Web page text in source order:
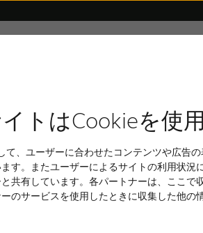
トはCookieを使
て、ユーザーに合わせたコンテンツや広告
す。またユーザーによるサイトの利用状
共有しています。各パートナーは、ここ
のサービスを使用したときに収集した他の
器 充電式 補聴器 耳あな型
度～重度の難聴 耳年
者の声 販売店インタビュー
のサポート
補聴
は？
ら
く
ン